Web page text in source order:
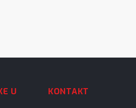
U
KONTAKT